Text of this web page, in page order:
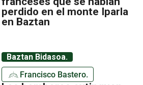
perdido en el monte Iparla
en Baztan
Baztan Bidasoa.
Francisco Bastero.